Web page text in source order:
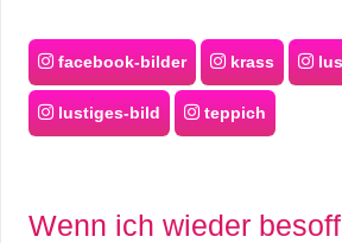
facebook-bilder krass
lustiges-bild teppich
Wenn ich wieder